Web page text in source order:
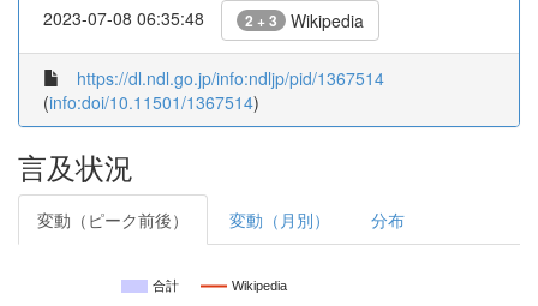
2023-07-08 06:35:48 2 + 3 Wikipedia
https://dl.ndl.go.jp/info:ndljp/pid/1367514
(info:doi/10.11501/1367514)
言及状況
変動（ピーク前後） 変動（月別） 分布
合計 Wikipedia